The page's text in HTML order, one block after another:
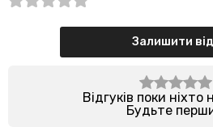
Залишити
Відгуків поки
Будьте